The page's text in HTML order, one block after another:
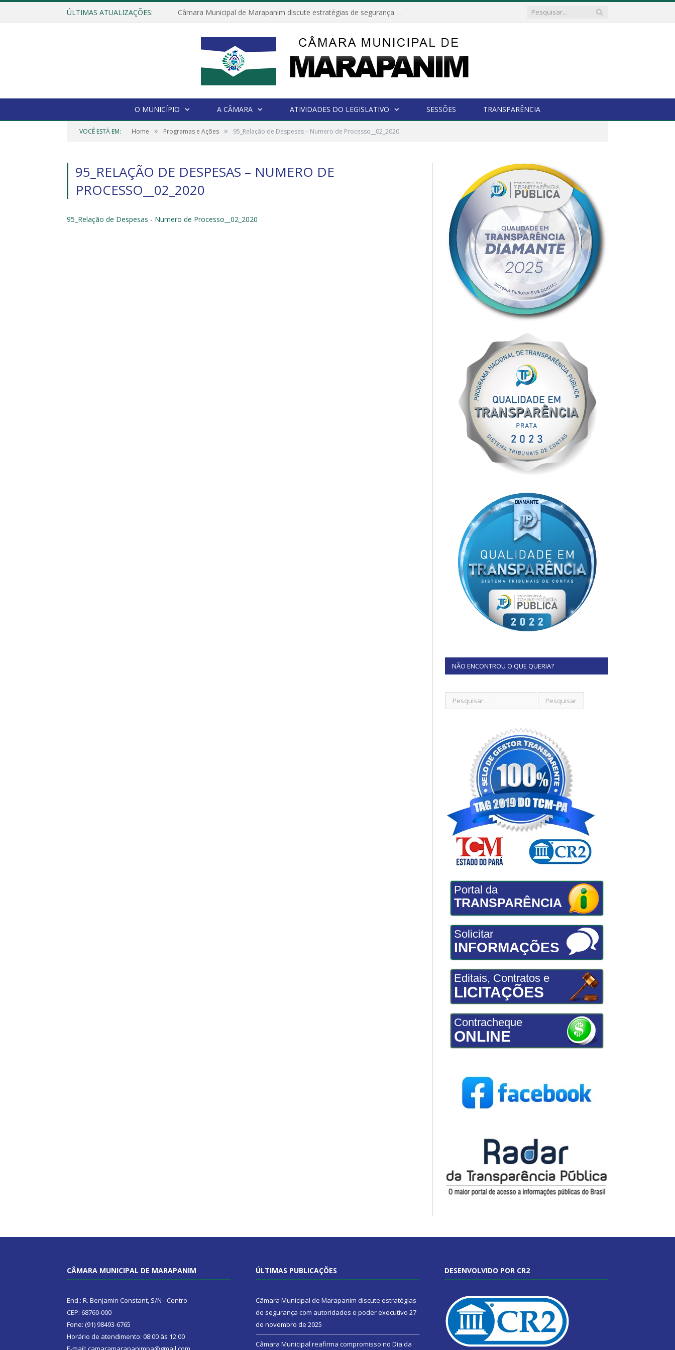
ÚLTIMAS ATUALIZAÇÕES: Câmara Municipal de Marapanim discute estratégias de segurança com autoridades e poder executivo
O MUNICÍPIO A CÂMARA ATIVIDADES DO LEGISLATIVO SESSÕES TRANSPARÊNCIA
VOCÊ ESTÁ EM: Home » Programas e Ações » 95_Relação de Despesas – Numero de Processo__02_2020
95_RELAÇÃO DE DESPESAS – NUMERO DE
PROCESSO__02_2020
95_Relação de Despesas - Numero de Processo__02_2020
NÃO ENCONTROU O QUE QUERIA?
Portal da
TRANSPARÊNCIA
Solicitar
INFORMAÇÕES
Editais, Contratos e
LICITAÇÕES
Contracheque
ONLINE
CÂMARA MUNICIPAL DE MARAPANIM
End.: R. Benjamin Constant, S/N - Centro
CEP: 68760-000
Fone: (91) 98493-6765
Horário de atendimento: 08:00 às 12:00
ÚLTIMAS PUBLICAÇÕES
Câmara Municipal de Marapanim discute estratégias
de segurança com autoridades e poder executivo 27
de novembro de 2025
Câmara Municipal reafirma compromisso no Dia da
DESENVOLVIDO POR CR2